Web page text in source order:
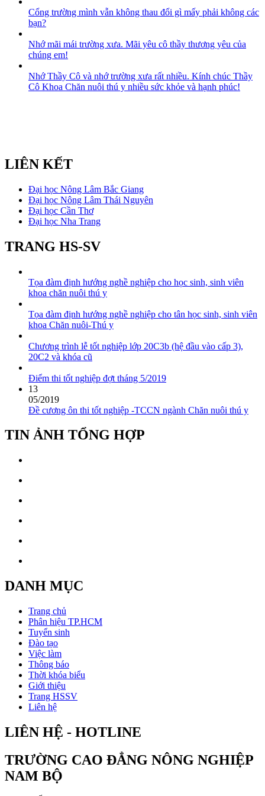
Cổng trường mình vẫn không thau đổi gì mấy phải không các
bạn?
Nhớ mãi mái trường xưa. Mãi yêu cô thầy thương yêu của
chúng em!
Nhớ Thầy Cô và nhớ trường xưa rất nhiều. Kính chúc Thầy
Cô Khoa Chăn nuôi thú y nhiều sức khỏe và hạnh phúc!
LIÊN KẾT
Đại học Nông Lâm Bắc Giang
Đại học Nông Lâm Thái Nguyên
Đại học Cần Thơ
Đại học Nha Trang
TRANG HS-SV
Tọa đàm định hướng nghề nghiệp cho học sinh, sinh viên
khoa chăn nuôi thú y
Tọa đàm định hướng nghề nghiệp cho tân học sinh, sinh viên
khoa Chăn nuôi-Thú y
Chương trình lễ tốt nghiệp lớp 20C3b (hệ đầu vào cấp 3),
20C2 và khóa cũ
Điểm thi tốt nghiệp đợt tháng 5/2019
13
05/2019
Đề cương ôn thi tốt nghiệp -TCCN ngành Chăn nuôi thú y
TIN ẢNH TỔNG HỢP
DANH MỤC
Trang chủ
Phân hiệu TP.HCM
Tuyển sinh
Đào tạo
Việc làm
Thông báo
Thời khóa biểu
Giới thiệu
Trang HSSV
Liên hệ
LIÊN HỆ - HOTLINE
TRƯỜNG CAO ĐẲNG NÔNG NGHIỆP
NAM BỘ